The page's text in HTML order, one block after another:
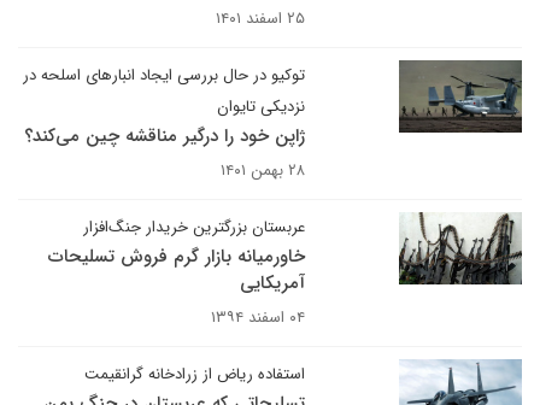
۲۵ اسفند ۱۴۰۱
توکیو در حال بررسی ایجاد انبارهای اسلحه در
نزدیکی تایوان
ژاپن خود را درگیر مناقشه چین می‌کند؟
۲۸ بهمن ۱۴۰۱
عربستان بزرگترین خریدار جنگ‌افزار
خاورمیانه بازار گرم فروش تسلیحات
آمریکایی
۰۴ اسفند ۱۳۹۴
استفاده ریاض از زرادخانه گرانقیمت